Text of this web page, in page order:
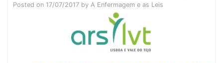
Posted on 17/07/2017 by A Enfermagem e as Leis